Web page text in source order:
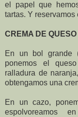
el papel que
tartas. Y reservamos
CREMA DE
En un bol grande
ponemos el
ralladura de
obtengamos una
En un cazo,
espolvoreamos